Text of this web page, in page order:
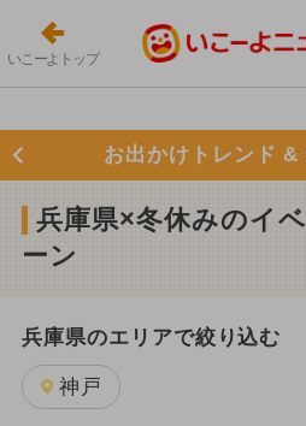
いこーよトップ
お出かけトレンド &
兵庫県×冬休みのイ
ーン
兵庫県のエリアで絞り込む
神戸